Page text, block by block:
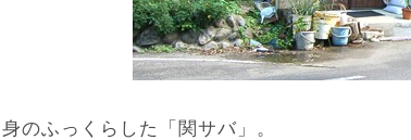
のふっくらした「関サバ」。